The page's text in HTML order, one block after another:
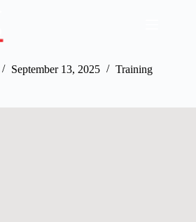
September 13, 2025 Training